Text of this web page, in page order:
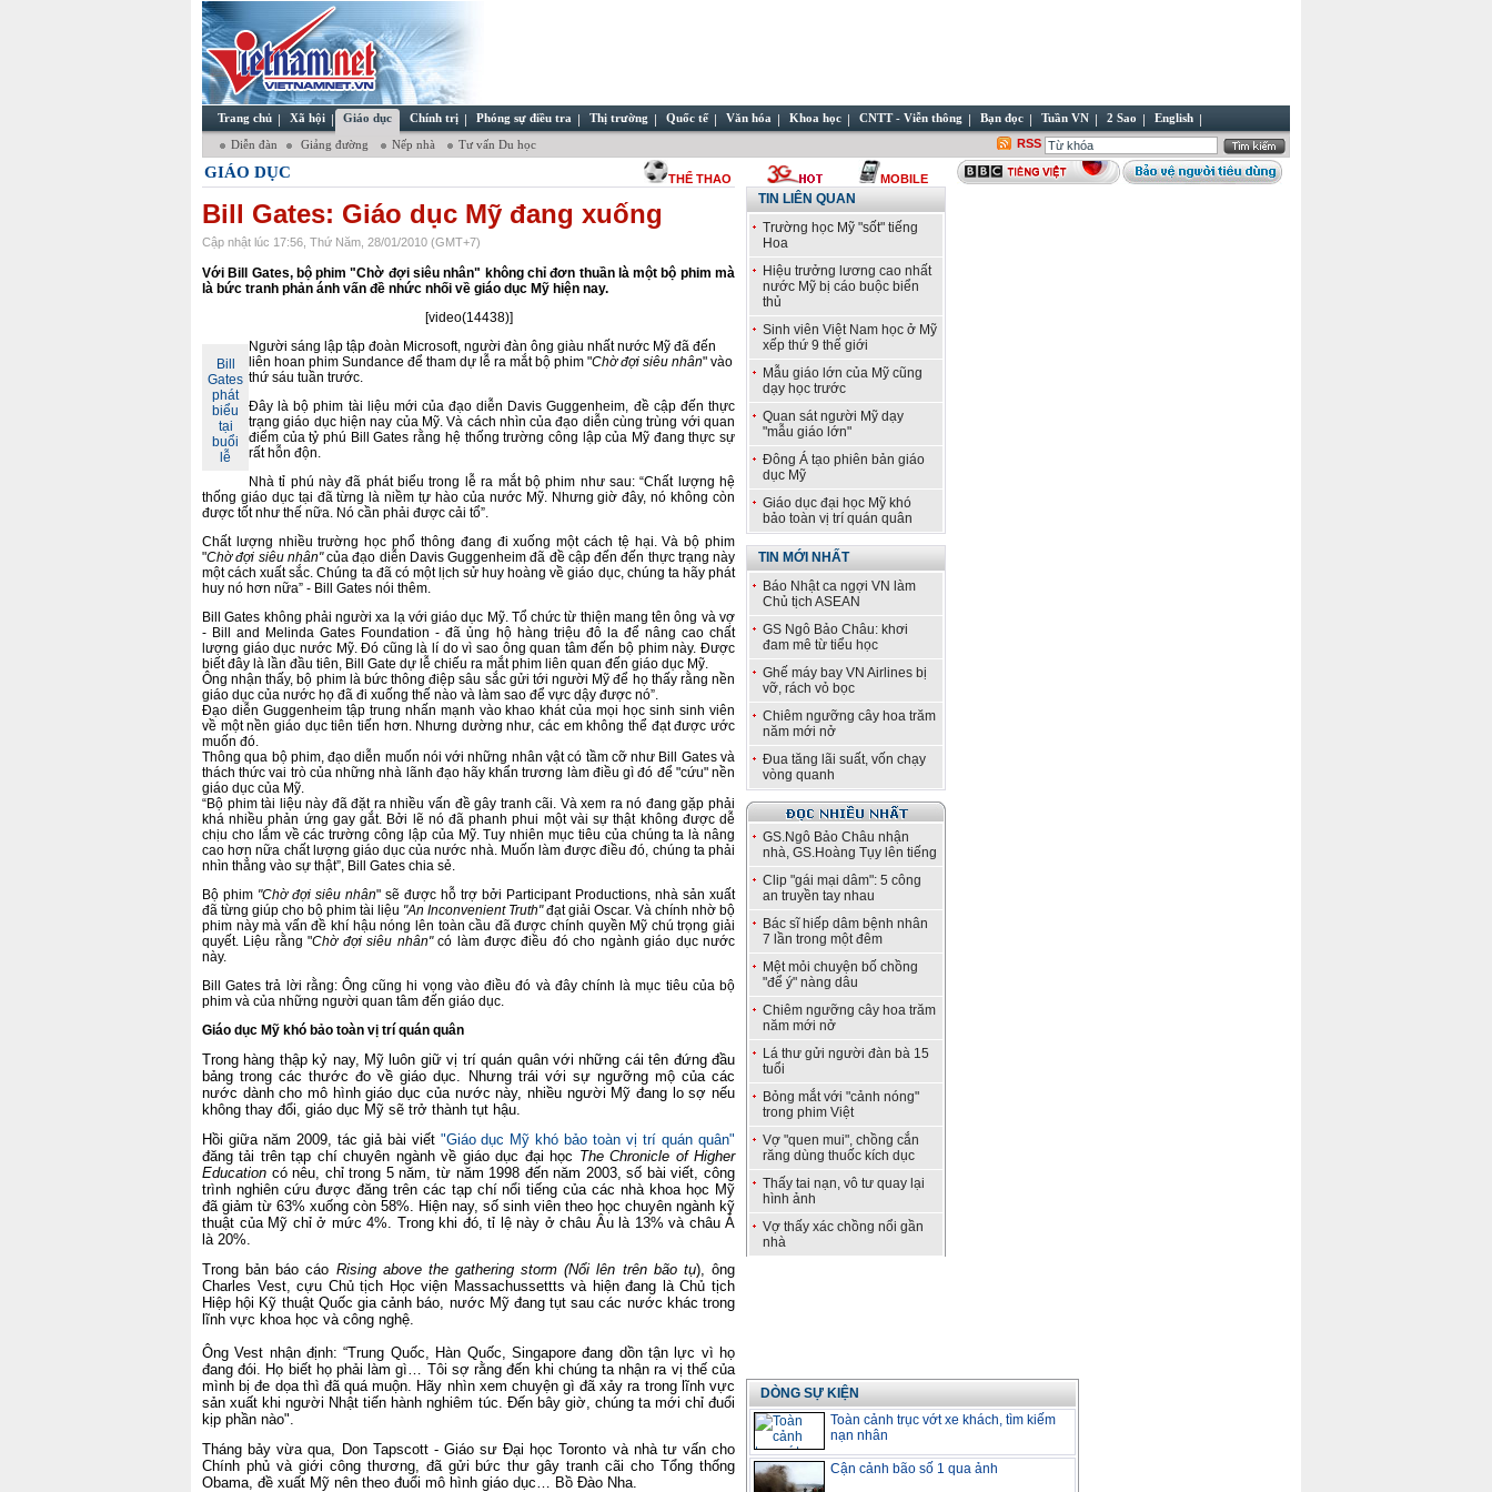
Trang chủ Xã hội Giáo dục Chính trị Phóng sự điều tra Thị trường Quốc tế Văn hóa Khoa học CNTT - Viễn thông Bạn đọc Tuần VN 2 Sao English
Diễn đàn Giảng đường Nếp nhà Tư vấn Du học RSS
GIÁO DỤC THỂ THAO MOBILE
Bill Gates: Giáo dục Mỹ đang xuống
Cập nhật lúc 17:56, Thứ Năm, 28/01/2010 (GMT+7)
Với Bill Gates, bộ phim "Chờ đợi siêu nhân" không chỉ đơn thuần là một bộ phim mà
là bức tranh phản ánh vấn đề nhức nhối về giáo dục Mỹ hiện nay.
[video(14438)]
Bill
Gates
phát
biểu
tại
buổi
lễ
Người sáng lập tập đoàn Microsoft, người đàn ông giàu nhất nước Mỹ đã đến
liên hoan phim Sundance để tham dự lễ ra mắt bộ phim "Chờ đợi siêu nhân" vào
thứ sáu tuần trước.
Đây là bộ phim tài liệu mới của đạo diễn Davis Guggenheim, đề cập đến thực
trạng giáo dục hiện nay của Mỹ. Và cách nhìn của đạo diễn cùng trùng với quan
điểm của tỷ phú Bill Gates rằng hệ thống trường công lập của Mỹ đang thực sự
rất hỗn độn.
Nhà tỉ phú này đã phát biểu trong lễ ra mắt bộ phim như sau: “Chất lượng hệ
thống giáo dục tại đã từng là niềm tự hào của nước Mỹ. Nhưng giờ đây, nó không còn
được tốt như thế nữa. Nó cần phải được cải tổ”.
Chất lượng nhiều trường học phổ thông đang đi xuống một cách tệ hại. Và bộ phim
"Chờ đợi siêu nhân"của đạo diễn Davis Guggenheim đã đề cập đến đến thực trạng này
một cách xuất sắc. Chúng ta đã có một lịch sử huy hoàng về giáo dục, chúng ta hãy phát
huy nó hơn nữa” - Bill Gates nói thêm.
Bill Gates không phải người xa lạ với giáo dục Mỹ. Tổ chức từ thiện mang tên ông và vợ
- Bill and Melinda Gates Foundation - đã ủng hộ hàng triệu đô la để nâng cao chất
lượng giáo dục nước Mỹ. Đó cũng là lí do vì sao ông quan tâm đến bộ phim này. Được
biết đây là lần đầu tiên, Bill Gate dự lễ chiếu ra mắt phim liên quan đến giáo dục Mỹ.
Ông nhận thấy, bộ phim là bức thông điệp sâu sắc gửi tới người Mỹ để họ thấy rằng nền
giáo dục của nước họ đã đi xuống thế nào và làm sao để vực dậy được nó”.
Đạo diễn Guggenheim tập trung nhấn mạnh vào khao khát của mọi học sinh sinh viên
về một nền giáo dục tiên tiến hơn. Nhưng dường như, các em không thể đạt được ước
muốn đó.
Thông qua bộ phim, đạo diễn muốn nói với những nhân vật có tầm cỡ như Bill Gates và
thách thức vai trò của những nhà lãnh đạo hãy khẩn trương làm điều gì đó để "cứu" nền
giáo dục của Mỹ.
“Bộ phim tài liệu này đã đặt ra nhiều vấn đề gây tranh cãi. Và xem ra nó đang gặp phải
khá nhiều phản ứng gay gắt. Bởi lẽ nó đã phanh phui một vài sự thật không được dễ
chịu cho lắm về các trường công lập của Mỹ. Tuy nhiên mục tiêu của chúng ta là nâng
cao hơn nữa chất lượng giáo dục của nước nhà. Muốn làm được điều đó, chúng ta phải
nhìn thẳng vào sự thật”, Bill Gates chia sẻ.
Bộ phim "Chờ đợi siêu nhân" sẽ được hỗ trợ bởi Participant Productions, nhà sản xuất
đã từng giúp cho bộ phim tài liệu "An Inconvenient Truth"đạt giải Oscar. Và chính nhờ bộ
phim này mà vấn đề khí hậu nóng lên toàn cầu đã được chính quyền Mỹ chú trọng giải
quyết. Liệu rằng "Chờ đợi siêu nhân"có làm được điều đó cho ngành giáo dục nước
này.
Bill Gates trả lời rằng: Ông cũng hi vọng vào điều đó và đây chính là mục tiêu của bộ
phim và của những người quan tâm đến giáo dục.
Giáo dục Mỹ khó bảo toàn vị trí quán quân
Trong hàng thập kỷ nay, Mỹ luôn giữ vị trí quán quân với những cái tên đứng đầu
bảng trong các thước đo về giáo dục. Nhưng trái với sự ngưỡng mộ của các
nước dành cho mô hình giáo dục của nước này, nhiều người Mỹ đang lo sợ nếu
không thay đổi, giáo dục Mỹ sẽ trở thành tụt hậu.
Hồi giữa năm 2009, tác giả bài viết "Giáo dục Mỹ khó bảo toàn vị trí quán quân"
đăng tải trên tạp chí chuyên ngành về giáo dục đại học The Chronicle of Higher
Education có nêu, chỉ trong 5 năm, từ năm 1998 đến năm 2003, số bài viết, công
trình nghiên cứu được đăng trên các tạp chí nổi tiếng của các nhà khoa học Mỹ
đã giảm từ 63% xuống còn 58%. Hiện nay, số sinh viên theo học chuyên ngành kỹ
thuật của Mỹ chỉ ở mức 4%. Trong khi đó, tỉ lệ này ở châu Âu là 13% và châu Á
là 20%.
Trong bản báo cáo Rising above the gathering storm (Nổi lên trên bão tụ), ông
Charles Vest, cựu Chủ tịch Học viện Massachussettts và hiện đang là Chủ tịch
Hiệp hội Kỹ thuật Quốc gia cảnh báo, nước Mỹ đang tụt sau các nước khác trong
lĩnh vực khoa học và công nghệ.
Ông Vest nhận định: “Trung Quốc, Hàn Quốc, Singapore đang dồn tận lực vì họ
đang đói. Họ biết họ phải làm gì… Tôi sợ rằng đến khi chúng ta nhận ra vị thế của
mình bị đe dọa thì đã quá muộn. Hãy nhìn xem chuyện gì đã xảy ra trong lĩnh vực
sản xuất khi người Nhật tiến hành nghiêm túc. Đến bây giờ, chúng ta mới chỉ đuổi
kịp phần nào".
Tháng bảy vừa qua, Don Tapscott - Giáo sư Đại học Toronto và nhà tư vấn cho
Chính phủ và giới công thương, đã gửi bức thư gây tranh cãi cho Tổng thống
Obama, đề xuất Mỹ nên theo đuổi mô hình giáo dục… Bồ Đào Nha.
TIN LIÊN QUAN
Trường học Mỹ "sốt" tiếng
Hoa
Hiệu trưởng lương cao nhất
nước Mỹ bị cáo buộc biển
thủ
Sinh viên Việt Nam học ở Mỹ
xếp thứ 9 thế giới
Mẫu giáo lớn của Mỹ cũng
dạy học trước
Quan sát người Mỹ dạy
"mẫu giáo lớn"
Đông Á tạo phiên bản giáo
dục Mỹ
Giáo dục đại học Mỹ khó
bảo toàn vị trí quán quân
TIN MỚI NHẤT
Báo Nhật ca ngợi VN làm
Chủ tịch ASEAN
GS Ngô Bảo Châu: khơi
đam mê từ tiểu học
Ghế máy bay VN Airlines bị
vỡ, rách vỏ bọc
Chiêm ngưỡng cây hoa trăm
năm mới nở
Đua tăng lãi suất, vốn chạy
vòng quanh
GS.Ngô Bảo Châu nhận
nhà, GS.Hoàng Tụy lên tiếng
Clip "gái mại dâm": 5 công
an truyền tay nhau
Bác sĩ hiếp dâm bệnh nhân
7 lần trong một đêm
Mệt mỏi chuyện bố chồng
"để ý" nàng dâu
Chiêm ngưỡng cây hoa trăm
năm mới nở
Lá thư gửi người đàn bà 15
tuổi
Bỏng mắt với "cảnh nóng"
trong phim Việt
Vợ "quen mui", chồng cắn
răng dùng thuốc kích dục
Thấy tai nạn, vô tư quay lại
hình ảnh
Vợ thấy xác chồng nổi gần
nhà
DÒNG SỰ KIỆN
Toàn cảnh trục vớt xe khách, tìm kiếm
nạn nhân
Cận cảnh bão số 1 qua ảnh